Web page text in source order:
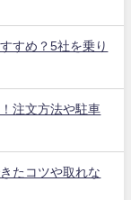
すめ？5社を乗り
注文方法や駐車
たコツや取れな